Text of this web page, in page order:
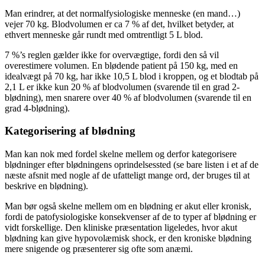
Man erindrer, at det normalfysiologiske menneske (en mand…)
vejer 70 kg. Blodvolumen er ca 7 % af det, hvilket betyder, at
ethvert menneske går rundt med omtrentligt 5 L blod.
7 %’s reglen gælder ikke for overvægtige, fordi den så vil
overestimere volumen. En blødende patient på 150 kg, med en
idealvægt på 70 kg, har ikke 10,5 L blod i kroppen, og et blodtab på
2,1 L er ikke kun 20 % af blodvolumen (svarende til en grad 2-
blødning), men snarere over 40 % af blodvolumen (svarende til en
grad 4-blødning).
Kategorisering af blødning
Man kan nok med fordel skelne mellem og derfor kategorisere
blødninger efter blødningens oprindelsessted (se bare listen i et af de
næste afsnit med nogle af de ufatteligt mange ord, der bruges til at
beskrive en blødning).
Man bør også skelne mellem om en blødning er akut eller kronisk,
fordi de patofysiologiske konsekvenser af de to typer af blødning er
vidt forskellige. Den kliniske præsentation ligeledes, hvor akut
blødning kan give hypovolæmisk shock, er den kroniske blødning
mere snigende og præsenterer sig ofte som anæmi.